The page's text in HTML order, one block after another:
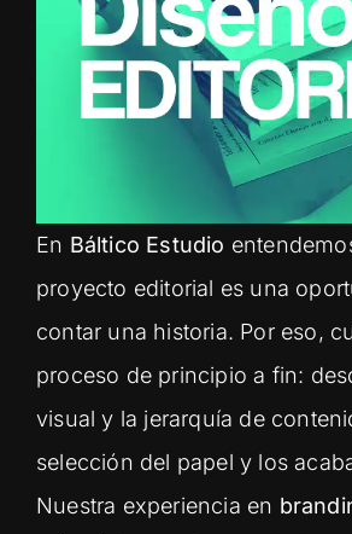
En Báltico Estudio
proyecto editorial es una
contar una historia. Por eso,
proceso de principio a fin:
visual y la jerarquía de
selección del papel y los
Nuestra experiencia en